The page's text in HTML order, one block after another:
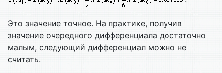
Это значение точное. На практике, получив
значение очередного дифференциала достаточно
малым, следующий дифференциал можно не
считать.